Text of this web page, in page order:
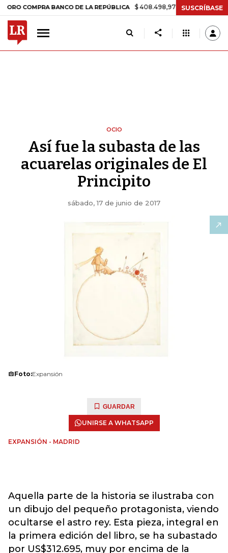
BANCO DE LA REPÚBLICA $ 408.498,97 +$ 8.753,81 +2,19%
SUSCRÍBASE
OCIO
Así fue la subasta de las
acuarelas originales de El
Principito
sábado, 17 de junio de 2017
Foto:Expansión
GUARDAR
UNIRSE A WHATSAPP
EXPANSIÓN - MADRID
Aquella parte de la historia se ilustraba con
un dibujo del pequeño protagonista, viendo
ocultarse el astro rey. Esta pieza, integral en
la primera edición del libro, se ha subastado
por US$312.695, muy por encima de la